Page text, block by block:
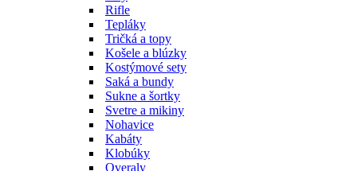
Rifle
Tepláky
Tričká a topy
Košele a blúzky
Kostýmové sety
Saká a bundy
Sukne a šortky
Svetre a mikiny
Nohavice
Kabáty
Klobúky
Overaly